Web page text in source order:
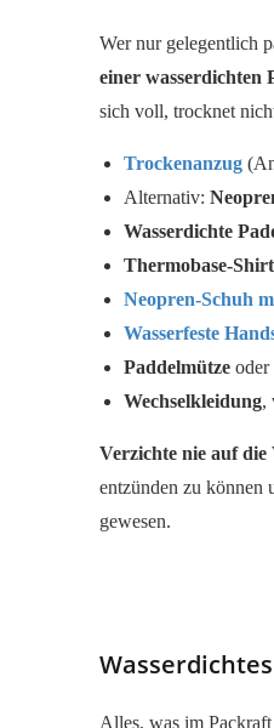
Wer nur gelegentlich
einer wasserdichten
sich voll, trocknet
Trockenanzug
Alternativ:
Wasserdichte
Thermobase-Shirt
Neopren-Schuh
Wasserfeste
Paddelmütze oder
Wechselkleidung,
Verzichte nie auf die
entzünden zu können
gewesen.
Alles, was im